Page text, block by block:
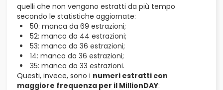
quelli che non vengono estratti da più tempo
secondo le statistiche aggiornate:
50: manca da 69 estrazioni;
52: manca da 44 estrazioni;
53: manca da 36 estrazioni;
14: manca da 36 estrazioni;
35: manca da 33 estrazioni.
Questi, invece, sono i numeri estratti con
maggiore frequenza per il MillionDAY: